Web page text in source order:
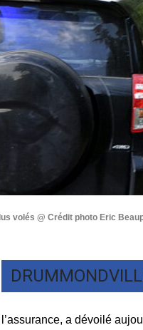
volés @ Crédit photo Eric
l’assurance, a dévoilé